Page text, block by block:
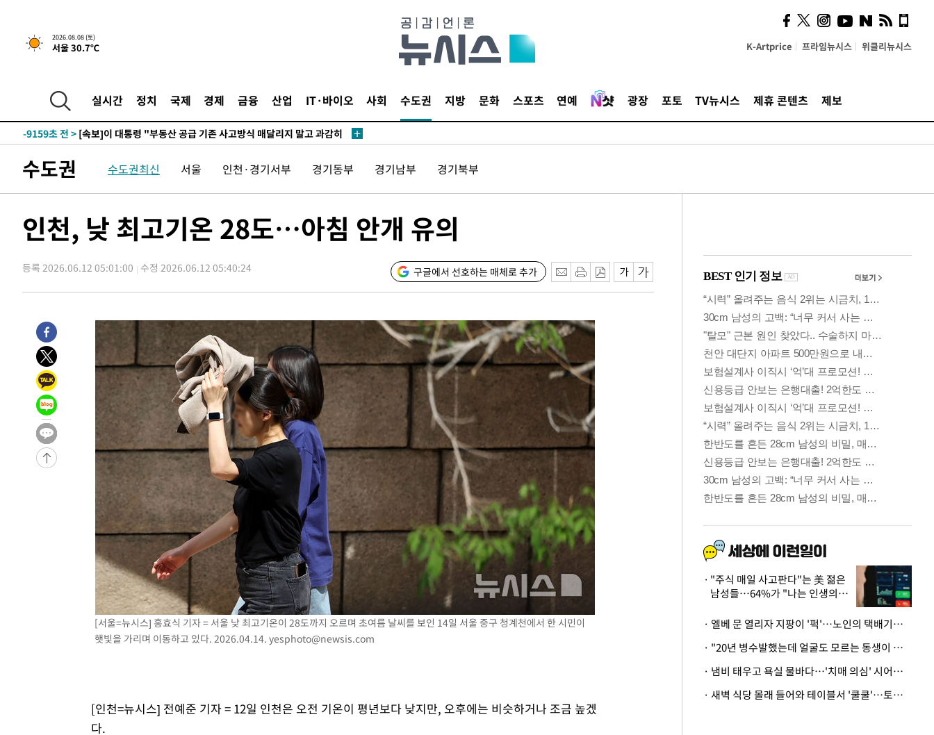
2026.08.08 (토)
서울 30.7℃ K-Artprice 프라임뉴시스 위클리뉴시스
실시간 정치 국제 경제 금융 산업 IT·바이오 사회 수도권 지방 문화 스포츠 연예 광장 포토 TV뉴시스 제휴 콘텐츠 제보
3시간 전 >[속보]규제합리화위원회 부위원장에 김태유 서울대 공대 교수…이병태
-13848초 전 >
미 사업체 일자리, 7월에 2.3만개 순감하고 그 전 2개월 10.3만개
하향수정 (2보)
-13296초 전 >
↓
-9159초 전 > [속보]이 대통령 "부동산 공급 기존 사고방식 매달리지 말고 과감히
드는 임시"
3분 전 >"낮 기온 소폭 하락"…수도권 폭염중대경보, 폭염경보로 하향
3분 전 >[속보]이 대통령, '호우피해' 안동·의성 관할 4개 면 특별재난지역 선포
도
38분 전 >낮 최고 37도 찜통더위…곳곳 소나기·강원 많은 비[내일날씨]
1시간 전 >여자배구 이재영·이다영 자매, 아제르바이잔 투란VC 입단
2시간 전 >외국인 심판 성 접대 7경기 들여다보니…한국 축구 '5승 2무'
2시간 전 >
[속보]코스피, 6200선 약보합…0.60% 내린 6258.77에 마쳐
2시간 전 >
[속보]원·달러 환율, 7.7원 내린 1416.1원 마감
2시간 전 >
[속보] 노원서 40.1도 관측…서울, 2018년 이후 첫 40도
3시간 전 >
[속보]종합특검, '계엄 수용공간 확보' 신용해 前교정본부장 기소
3시간 전 >
외신들도 주목한 韓축구 파문…"국민적 공분에 수사 재개"
3시간 전 >
11시간 압수수색에 성접대 파문까지…'쑥대밭' 된 축구협회
3시간 전 >
[속보]규제합리화위원회 부위원장에 김태유 서울대 공대 교수…이병태
후임
-16709초 전 >
이강인, 폭염 속 AT마드리드 첫 훈련…80명 식사 대접까지(종합)
미 사업체 일자리, 7월에 2.3만개 순감하고 그 전 2개월 10.3만개
[속보] 미 사업체, 일자리 7월에 2.3만 개 줄어…실업률은 4.1%로
[속보]이 대통령 "부동산 공급 기존 사고방식 매달리지 말고 과감히
이란, "오만과 '중앙 단일 루트' 합의…북쪽 인바운드·남쪽 아웃바운
"낮 기온 소폭 하락"…수도권 폭염중대경보, 폭염경보로 하향
[속보]이 대통령, '호우피해' 안동·의성 관할 4개 면 특별재난지역 선포
[단독]중수청 지원 검사들, 정원 초과 시 낮은 계급 임용…희망지 못 갈 수
낮 최고 37도 찜통더위…곳곳 소나기·강원 많은 비[내일날씨]
SK하이닉스, 용인·청주 팹에 54조 투자…"AI 메모리 수요 선제 대응"
[속보]코스피, 6200선 약보합…0.60% 내린 6258.77에 마쳐
수도권 수도권최신 서울 인천·경기서부 경기동부 경기남부 경기북부
인천, 낮 최고기온 28도…아침 안개 유의
등록 2026.06.12 05:01:00 수정 2026.06.12 05:40:24 구글에서 선호하는 매체로 추가
[서울=뉴시스] 홍효식 기자 = 서울 낮 최고기온이 28도까지 오르며 초여름 날씨를 보인 14일 서울 중구 청계천에서 한 시민이
햇빛을 가리며 이동하고 있다. 2026.04.14. yesphoto@newsis.com
[인천=뉴시스] 전예준 기자 = 12일 인천은 오전 기온이 평년보다 낮지만, 오후에는 비슷하거나 조금 높겠
다.
시, 스마트폰 액세서리에
NFC 더했다
"주식 매일 사고판다"는 美 젊은
남성들…64%가 "나는 인생의
· 엘베 문 열리자 지팡이 '퍽'…노인의 택배기사 폭행 이유
· "20년 병수발했는데 얼굴도 모르는 동생이 유산 절반을"…배다른 형제 상속권 있을까
· 냄비 태우고 욕실 물바다…'치매 의심' 시어머니 검사 권유했다가 '날벼락'
· 새벽 식당 몰래 들어와 테이블서 '쿨쿨'…토사물 남기고 사라진 남성